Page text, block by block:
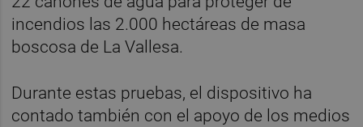
incendios las 2.000 hectáreas de masa
boscosa de La Vallesa.
Durante estas pruebas, el dispositivo ha
contado también con el apoyo de los medios